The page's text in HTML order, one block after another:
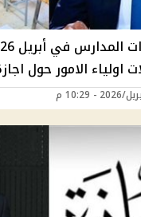
الامور حول